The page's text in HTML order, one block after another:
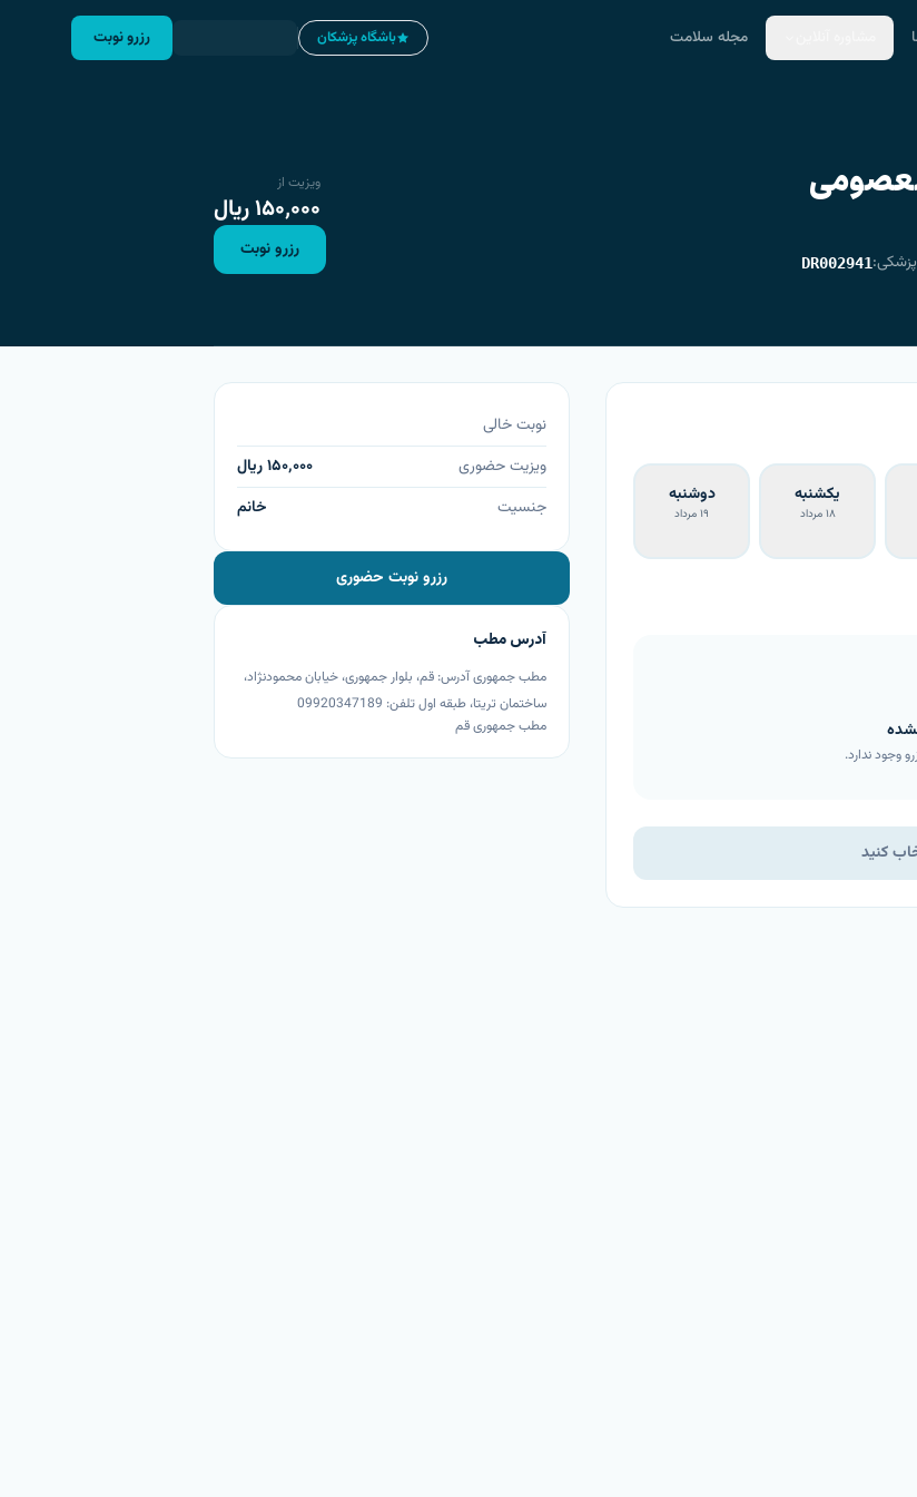
مجله سلامت باشگاه پزشکان رزرو نوبت
DR002941
ویزیت از
۱۵۰٬۰۰۰ریال
رزرو نوبت
یکشنبه
۱۸ مرداد
دوشنبه
۱۹ مرداد
وجود ندارد.
کنید
نوبت خالی
ویزیت حضوری
۱۵۰٬۰۰۰ریال
جنسیت
خانم
رزرو نوبت حضوری
آدرس مطب
مطب جمهوری آدرس: قم، بلوار جمهوری، خیابان محمودنژاد،
ساختمان تریتا، طبقه اول تلفن: 09920347189
مطب جمهوری قم